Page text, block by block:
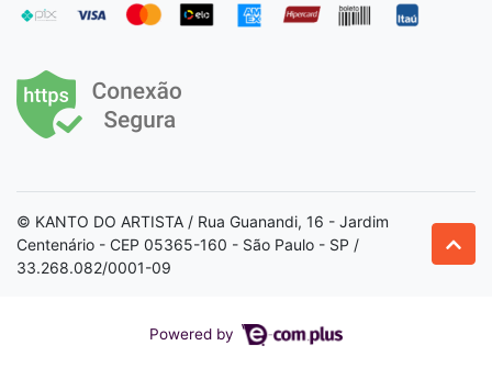
© KANTO DO ARTISTA / Rua Guanandi, 16 - Jardim
Centenário - CEP 05365-160 - São Paulo - SP /
33.268.082/0001-09
Powered by